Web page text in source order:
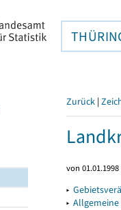
Zurück |
von
▸
▸